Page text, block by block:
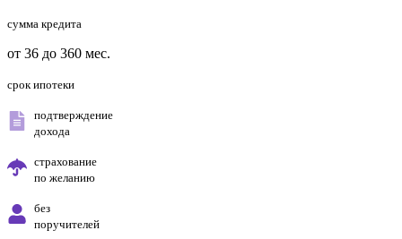
сумма кредита
от 36 до 360 мес.
срок ипотеки
подтверждение
дохода
страхование
по желанию
без
поручителей